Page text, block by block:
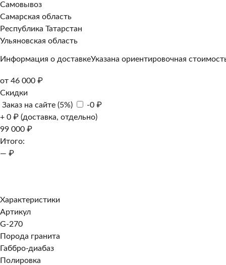
Самовывоз
Самарская область
Республика Татарстан
Ульяновская область
Информация о доставкеУказана ориентировочная
от 46 000 ₽
Скидки
Заказ на сайте (5%)
-0 ₽
+ 0 ₽ (доставка, отдельно)
99 000 ₽
Итого:
— ₽
Характеристики
Артикул
G-270
Порода гранита
Габбро-диабаз
Полировка